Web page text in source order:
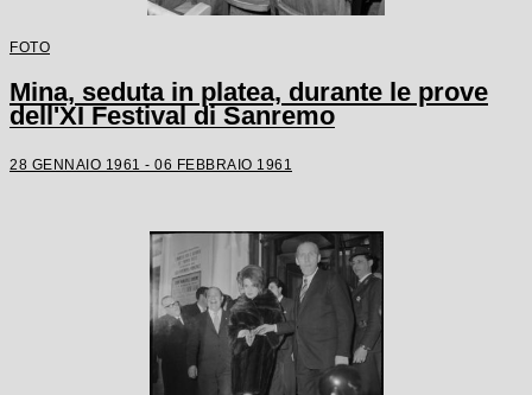
FOTO
Mina, seduta in platea, durante le prove
dell'XI Festival di Sanremo
28 GENNAIO 1961 - 06 FEBBRAIO 1961